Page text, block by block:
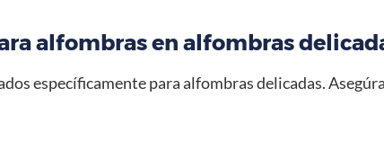
alfombras en alfombras
específicamente para alfombras delicadas.